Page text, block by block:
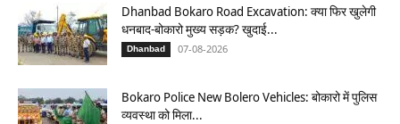
Dhanbad Bokaro Road Excavation: क्या फिर खुलेगी
धनबाद-बोकारो मुख्य सड़क? खुदाई...
Dhanbad 07-08-2026
Bokaro Police New Bolero Vehicles: बोकारो में पुलिस
व्यवस्था को मिला...